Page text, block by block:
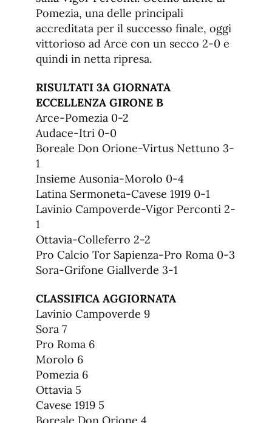
Pomezia, una delle principali
accreditata per il successo finale, oggi
vittorioso ad Arce con un secco 2-0 e
quindi in netta ripresa.
RISULTATI 3A GIORNATA
ECCELLENZA GIRONE B
Arce-Pomezia 0-2
Audace-Itri 0-0
Boreale Don Orione-Virtus Nettuno 3-
1
Insieme Ausonia-Morolo 0-4
Latina Sermoneta-Cavese 1919 0-1
Lavinio Campoverde-Vigor Perconti 2-
1
Ottavia-Colleferro 2-2
Pro Calcio Tor Sapienza-Pro Roma 0-3
Sora-Grifone Giallverde 3-1
CLASSIFICA AGGIORNATA
Lavinio Campoverde 9
Sora 7
Pro Roma 6
Morolo 6
Pomezia 6
Ottavia 5
Cavese 1919 5